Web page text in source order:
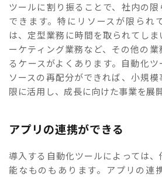
ツールに割り振ることで、社内の
できます。特にリソースが限られ
は、定型業務に時間を取られてし
ーケティング業務など、その他の
るケースがよくあります。自動化
ソースの再配分ができれば、小規
限に活用し、成長に向けた事業を展
アプリの連携ができる
導入する自動化ツールによっては
能なものもあります。アプリの連